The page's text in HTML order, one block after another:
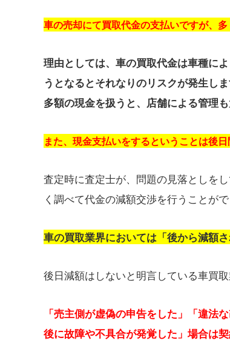
車の売却にて買取代金の支払いですが、
理由としては、車の買取代金は車種に
うとなるとそれなりのリスクが発生しま
多額の現金を扱うと、店舗による管理
また、現金支払いをするということは後
査定時に査定士が、問題の見落としを
く調べて代金の減額交渉を行うことがで
車の買取業界においては「後から減額
後日減額はしないと明言している車買取
「売主側が虚偽の申告をした」「違法
後に故障や不具合が発覚した」場合は